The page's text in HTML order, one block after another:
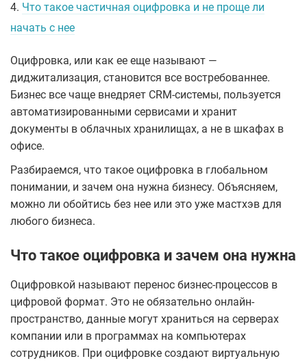
4. Что такое частичная оцифровка и не проще ли
начать с нее
Оцифровка, или как ее еще называют —
диджитализация, становится все востребованнее.
Бизнес все чаще внедряет CRM-системы, пользуется
автоматизированными сервисами и хранит
документы в облачных хранилищах, а не в шкафах в
офисе.
Разбираемся, что такое оцифровка в глобальном
понимании, и зачем она нужна бизнесу. Объясняем,
можно ли обойтись без нее или это уже мастхэв для
любого бизнеса.
Что такое оцифровка и зачем она нужна
Оцифровкой называют перенос бизнес-процессов в
цифровой формат. Это не обязательно онлайн-
пространство, данные могут храниться на серверах
компании или в программах на компьютерах
сотрудников. При оцифровке создают виртуальную